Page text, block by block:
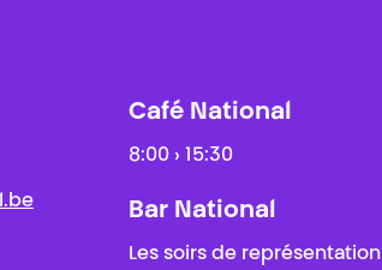
Café National
8:00 › 15:30
Bar National
Les soirs de représentation